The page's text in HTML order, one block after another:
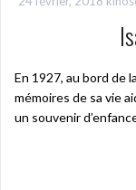
En 1927, au bord de
mémoires de sa vie
un souvenir